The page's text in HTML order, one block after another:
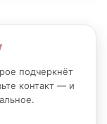
подчеркнёт
контакт — и